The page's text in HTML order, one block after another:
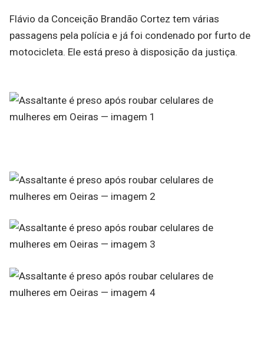
Flávio da Conceição Brandão Cortez tem várias
passagens pela polícia e já foi condenado por furto de
motocicleta. Ele está preso à disposição da justiça.